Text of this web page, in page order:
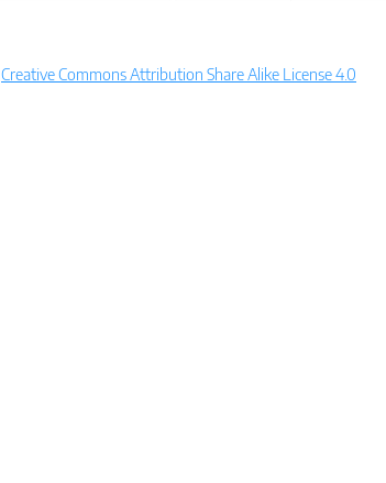
Creative Commons Attribution Share Alike License 4.0